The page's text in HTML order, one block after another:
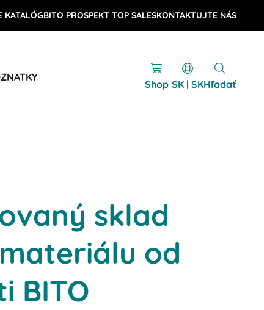
KATALÓGBITO PROSPEKT TOP SALESKONTAKTUJTE NÁS
Shop SK | SKHľadať
sklad
od
BITO